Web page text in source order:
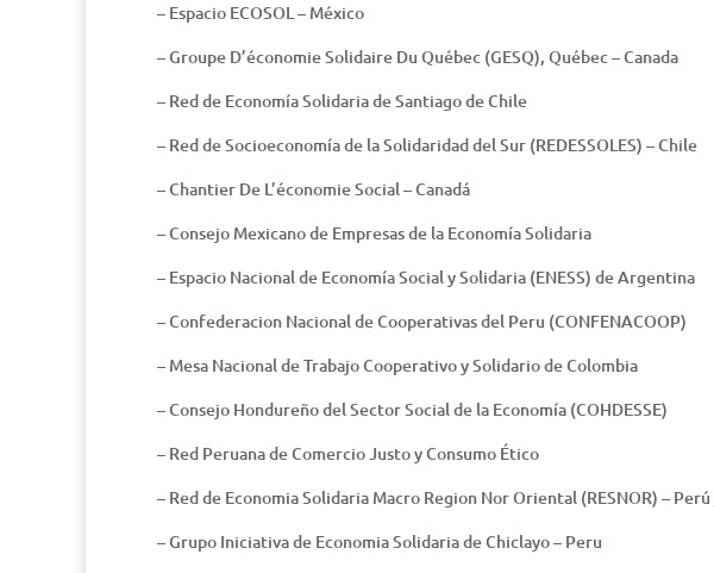
– Espacio ECOSOL – México
– Groupe D’économie Solidaire Du Québec (GESQ), Québec – Canada
– Red de Economía Solidaria de Santiago de Chile
– Red de Socioeconomía de la Solidaridad del Sur (REDESSOLES) – Chile
– Chantier De L’économie Social – Canadá
– Consejo Mexicano de Empresas de la Economía Solidaria
– Espacio Nacional de Economía Social y Solidaria (ENESS) de Argentina
– Confederacion Nacional de Cooperativas del Peru (CONFENACOOP)
– Mesa Nacional de Trabajo Cooperativo y Solidario de Colombia
– Consejo Hondureño del Sector Social de la Economía (COHDESSE)
– Red Peruana de Comercio Justo y Consumo Ético
– Red de Economia Solidaria Macro Region Nor Oriental (RESNOR) – Perú
– Grupo Iniciativa de Economia Solidaria de Chiclayo – Peru